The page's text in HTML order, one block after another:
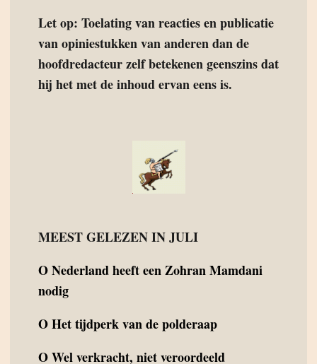
Let op: Toelating van reacties en publicatie
van opiniestukken van anderen dan de
hoofdredacteur zelf betekenen geenszins dat
hij het met de inhoud ervan eens is.
MEEST GELEZEN IN JULI
ONederland heeft een Zohran Mamdani
nodig
OHet tijdperk van de polderaap
OWel verkracht, niet veroordeeld